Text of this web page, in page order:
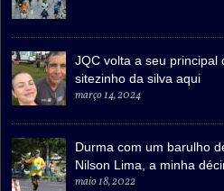
JQC volta a seu principal
sitezinho da silva aqui
março 14, 2024
Durma com um barulho
Nilson Lima, a minha
maio 18, 2022